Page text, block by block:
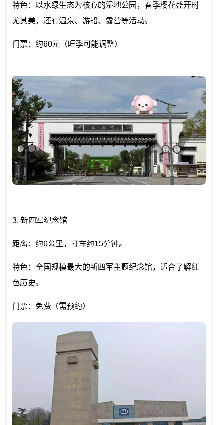
特色：以水绿生态为核心的湿地公园，春季樱花盛开时
尤其美，还有温泉、游船、露营等活动。
门票：约60元（旺季可能调整）
3. 新四军纪念馆
距离：约6公里，打车约15分钟。
特色：全国规模最大的新四军主题纪念馆，适合了解红
色历史。
门票：免费（需预约）